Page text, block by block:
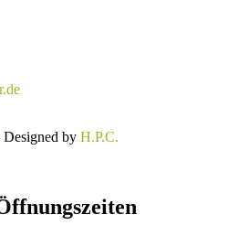
Designed by H.P.C.